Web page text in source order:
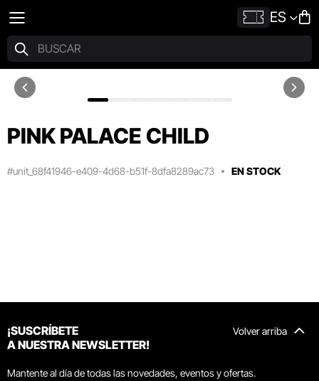
ES
PINK PALACE CHILD
#unit_68f41946-e409-4d68-b51f-8dfa8289ac73 EN STOCK
Volver arriba
¡SUSCRÍBETE
A NUESTRA NEWSLETTER!
Mantente al día de todas las novedades, eventos y ofertas.